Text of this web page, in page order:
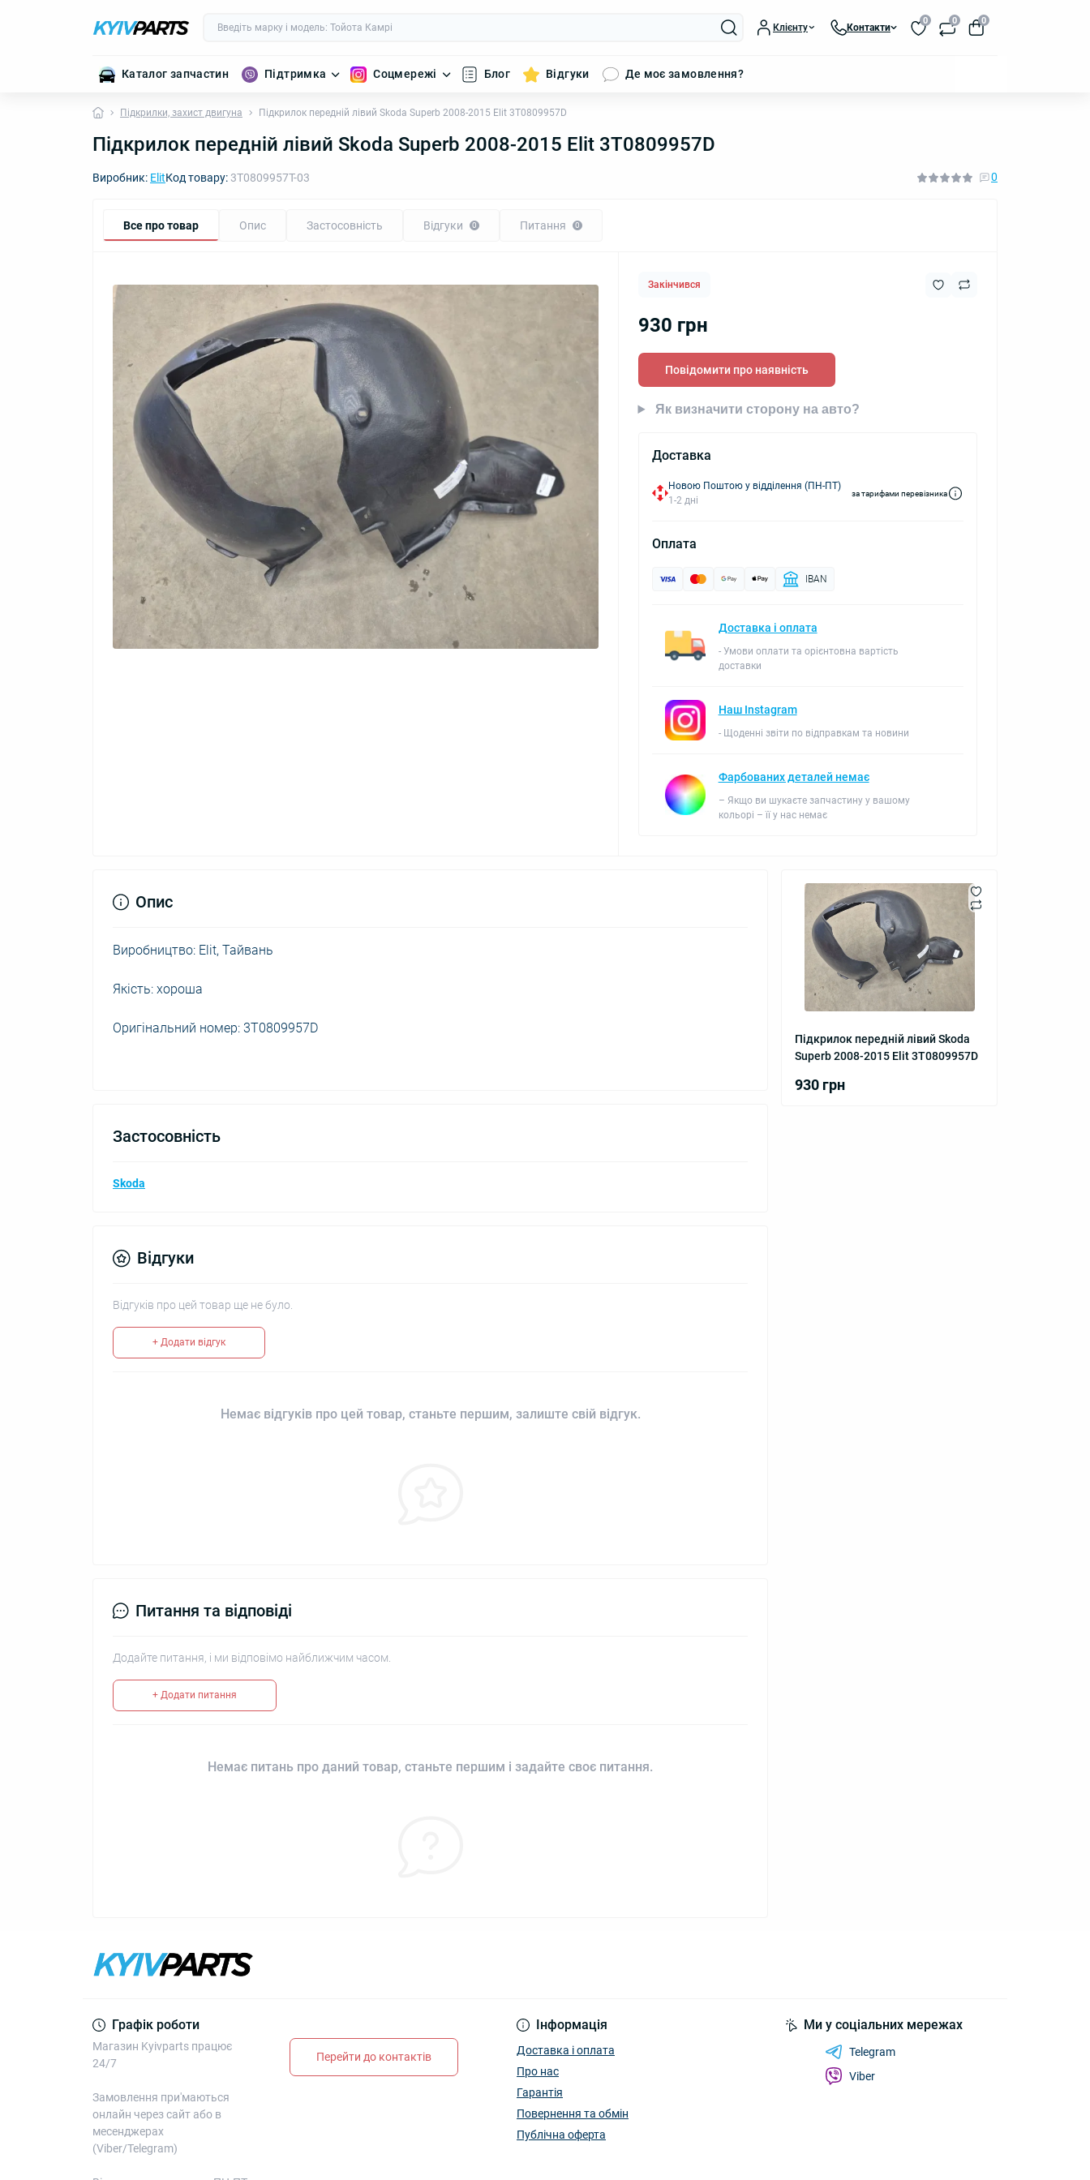
Клієнту Контакти
0 0 0
Каталог запчастин Підтримка Соцмережі Блог Відгуки Де моє замовлення?
Підкрилки, захист двигуна Підкрилок передній лівий Skoda Superb 2008-2015 Elit 3T0809957D
Підкрилок передній лівий Skoda Superb 2008-2015 Elit 3T0809957D
Виробник: ElitКод товару: 3T0809957T-03 0
Все про товар Опис Застосовність Відгуки 0 Питання 0
Закінчився
930 грн
Повідомити про наявність
Як визначити сторону на авто?
Доставка
Новою Поштою у відділення (ПН-ПТ)
1-2 дні
за тарифами перевізника
Оплата
IBAN
Доставка і оплата
- Умови оплати та орієнтовна вартість
доставки
Наш Instagram
- Щоденні звіти по відправкам та новини
Фарбованих деталей немає
– Якщо ви шукаєте запчастину у вашому
кольорі – її у нас немає
Підкрилок передній лівий Skoda
Superb 2008-2015 Elit 3T0809957D
930 грн
Опис
Виробництво: Elit, Тайвань
Якість: хороша
Оригінальний номер: 3T0809957D
Застосовність
Skoda
Відгуки
Відгуків про цей товар ще не було.
+ Додати відгук
Немає відгуків про цей товар, станьте першим, залиште свій відгук.
Питання та відповіді
Додайте питання, і ми відповімо найближчим часом.
+ Додати питання
Немає питань про даний товар, станьте першим і задайте своє питання.
Графік роботи
Магазин Kyivparts працює
24/7
Замовлення при'маються
онлайн через сайт або в
месенджерах
(Viber/Telegram)
Перейти до контактів
Інформація
Доставка і оплата
Про нас
Гарантія
Повернення та обмін
Публічна оферта
Ми у соціальних мережах
Telegram
Viber